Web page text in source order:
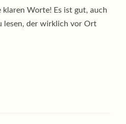
klaren Worte! Es ist gut, auch
lesen, der wirklich vor Ort